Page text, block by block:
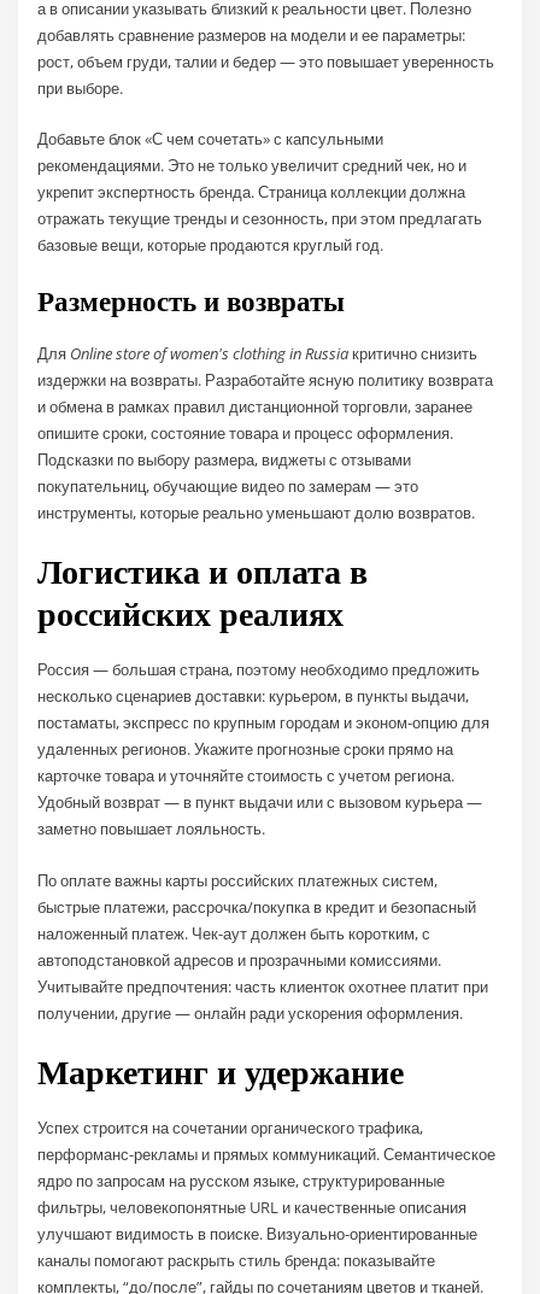
а в описании указывать близкий к реальности цвет. Полезно
добавлять сравнение размеров на модели и ее параметры:
рост, объем груди, талии и бедер — это повышает уверенность
при выборе.
Добавьте блок «С чем сочетать» с капсульными
рекомендациями. Это не только увеличит средний чек, но и
укрепит экспертность бренда. Страница коллекции должна
отражать текущие тренды и сезонность, при этом предлагать
базовые вещи, которые продаются круглый год.
Размерность и возвраты
Для Online store of women's clothing in Russiaкритично снизить
издержки на возвраты. Разработайте ясную политику возврата
и обмена в рамках правил дистанционной торговли, заранее
опишите сроки, состояние товара и процесс оформления.
Подсказки по выбору размера, виджеты с отзывами
покупательниц, обучающие видео по замерам — это
инструменты, которые реально уменьшают долю возвратов.
Логистика и оплата в
российских реалиях
Россия — большая страна, поэтому необходимо предложить
несколько сценариев доставки: курьером, в пункты выдачи,
постаматы, экспресс по крупным городам и эконом-опцию для
удаленных регионов. Укажите прогнозные сроки прямо на
карточке товара и уточняйте стоимость с учетом региона.
Удобный возврат — в пункт выдачи или с вызовом курьера —
заметно повышает лояльность.
По оплате важны карты российских платежных систем,
быстрые платежи, рассрочка/покупка в кредит и безопасный
наложенный платеж. Чек-аут должен быть коротким, с
автоподстановкой адресов и прозрачными комиссиями.
Учитывайте предпочтения: часть клиенток охотнее платит при
получении, другие — онлайн ради ускорения оформления.
Маркетинг и удержание
Успех строится на сочетании органического трафика,
перформанс-рекламы и прямых коммуникаций. Семантическое
ядро по запросам на русском языке, структурированные
фильтры, человекопонятные URL и качественные описания
улучшают видимость в поиске. Визуально-ориентированные
каналы помогают раскрыть стиль бренда: показывайте
комплекты, “до/после”, гайды по сочетаниям цветов и тканей.